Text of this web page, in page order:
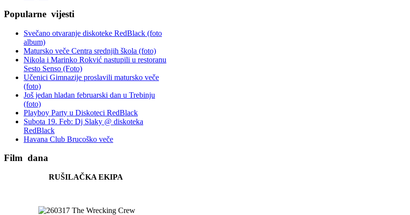
Popularne vijesti
Svečano otvaranje diskoteke RedBlack (foto
album)
Matursko veče Centra srednjih škola (foto)
Nikola i Marinko Rokvić nastupili u restoranu
Sesto Senso (Foto)
Učenici Gimnazije proslavili matursko veče
(foto)
Još jedan hladan februarski dan u Trebinju
(foto)
Playboy Party u Diskoteci RedBlack
Subota 19. Feb: Dj Slaky @ diskoteka
RedBlack
Havana Club Brucoško veče
Film dana
RUŠILAČKA EKIPA